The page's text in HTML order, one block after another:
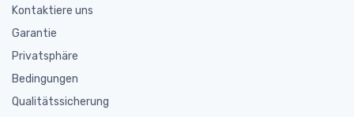
Kontaktiere uns
Garantie
Privatsphäre
Bedingungen
Qualitätssicherung